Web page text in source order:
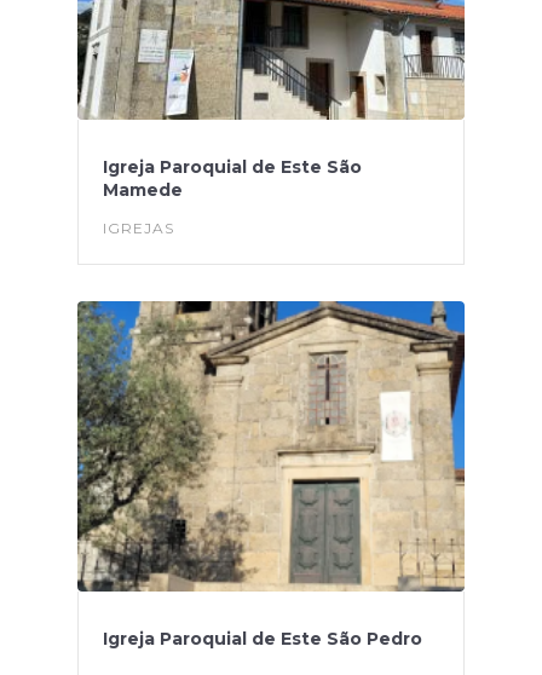
Igreja Paroquial de Este São
Mamede
IGREJAS
Igreja Paroquial de Este São Pedro